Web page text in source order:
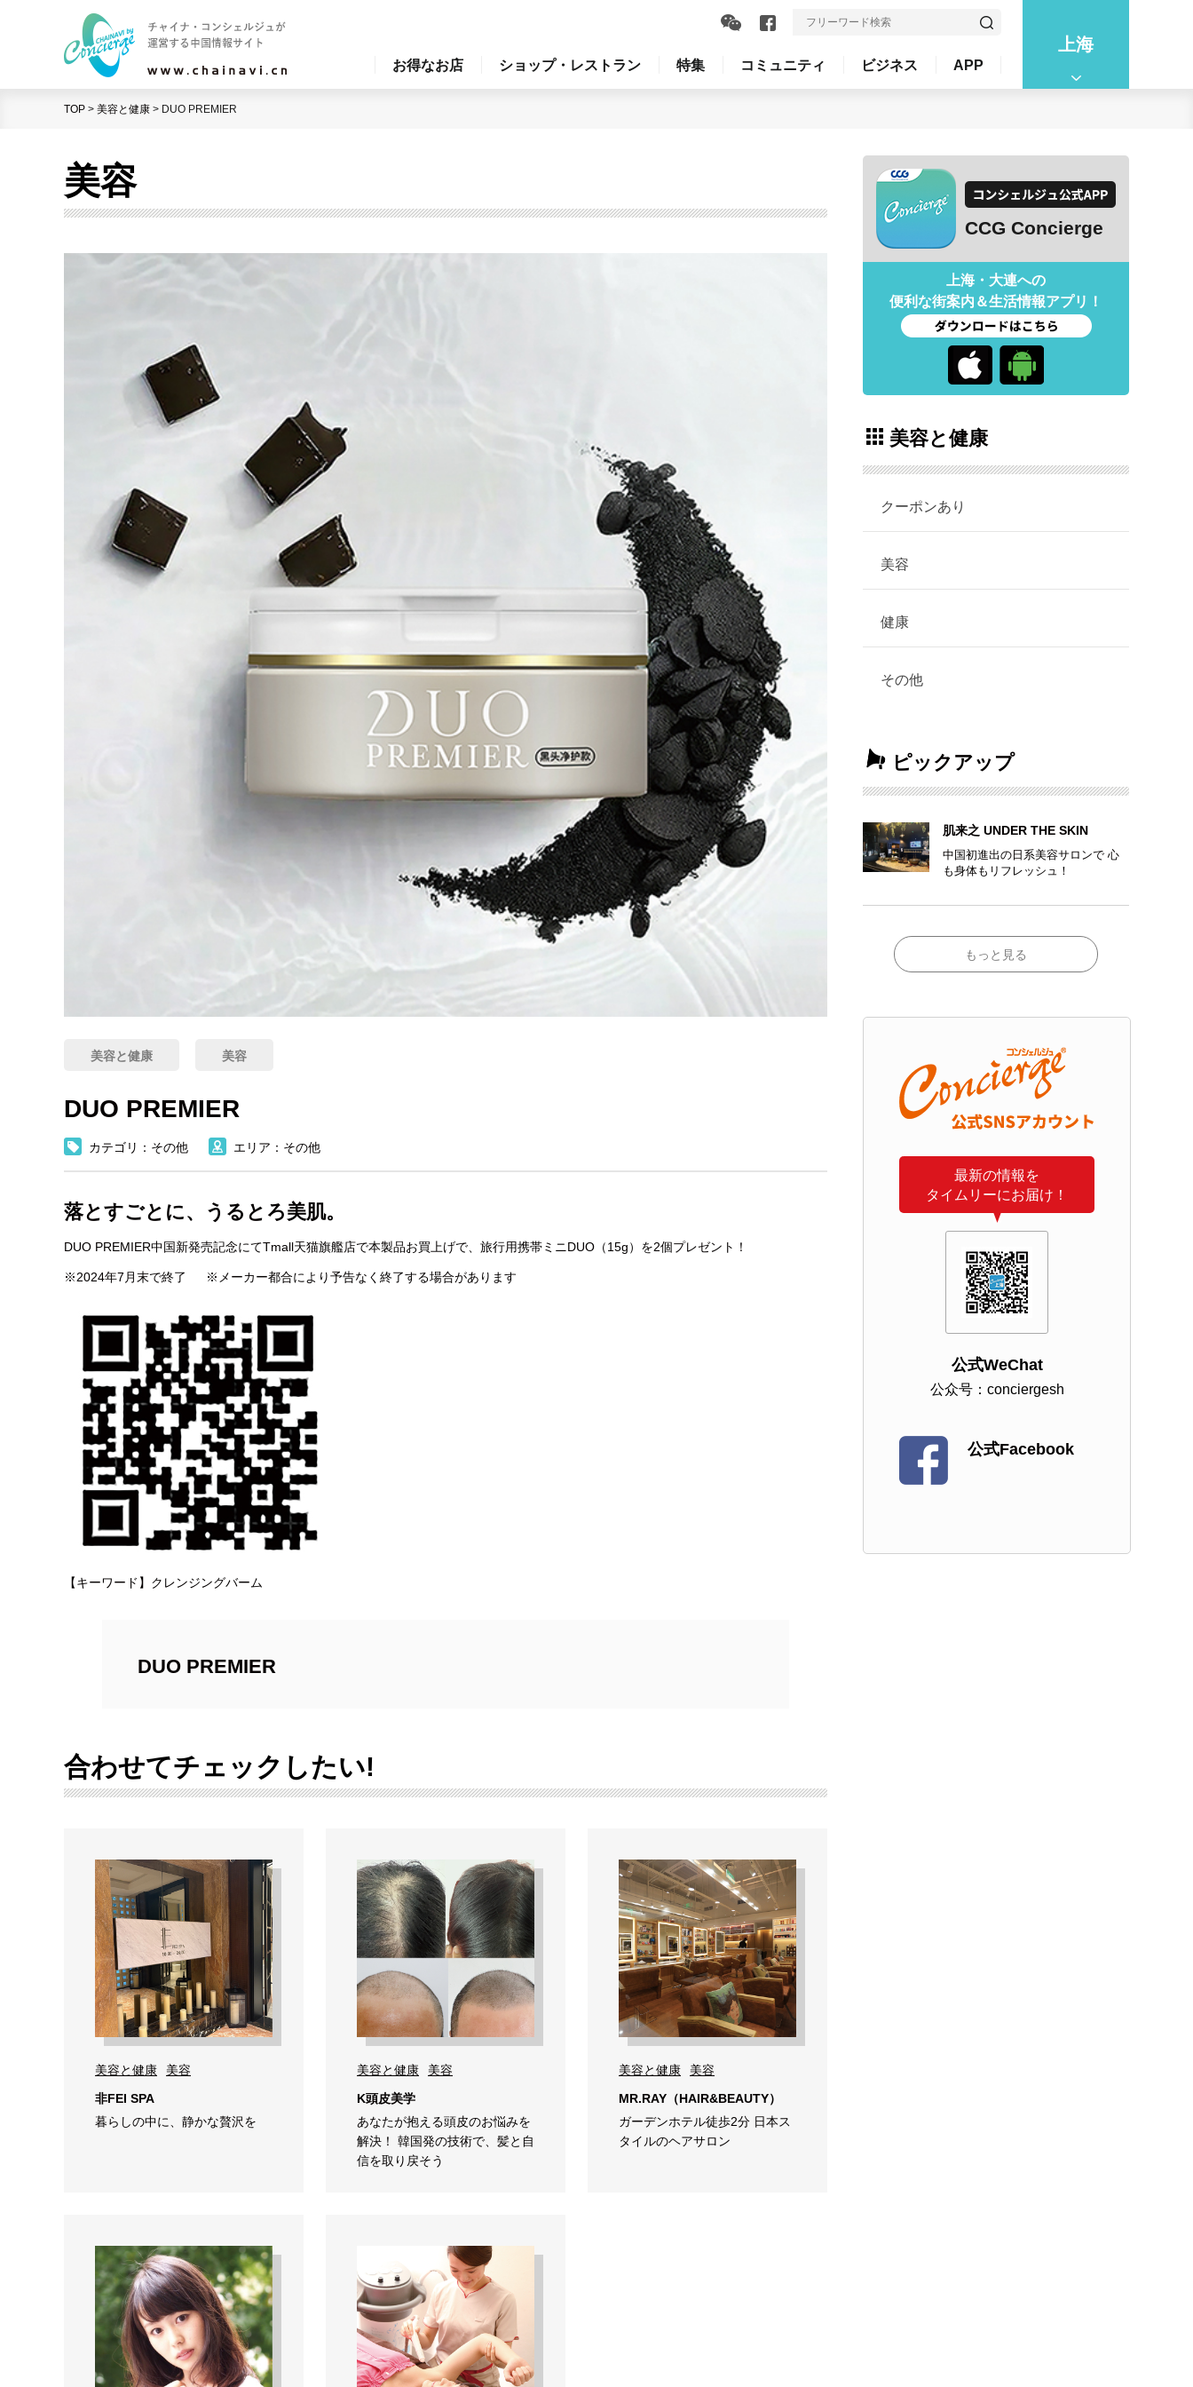
上海
お得なお店 ショップ・レストラン 特集 コミュニティ ビジネス APP
TOP > 美容と健康 > DUO PREMIER
美容
美容と健康 美容
DUO PREMIER
カテゴリ：その他 エリア：その他
落とすごとに、うるとろ美肌。
DUO PREMIER中国新発売記念にてTmall天猫旗艦店で本製品お買上げで、旅行用携帯ミニDUO（15g）を2個プレゼント！
※2024年7月末で終了 ※メーカー都合により予告なく終了する場合があります
【キーワード】クレンジングバーム
DUO PREMIER
合わせてチェックしたい!
美容と健康
美容
非FEI SPA
暮らしの中に、静かな贅沢を
美容と健康
美容
K頭皮美学
あなたが抱える頭皮のお悩みを
解決！ 韓国発の技術で、髪と自
信を取り戻そう
美容と健康
美容
MR.RAY（HAIR&BEAUTY）
ガーデンホテル徒歩2分 日本ス
タイルのヘアサロン
CCG Concierge
上海・大連への
便利な街案内＆生活情報アプリ！
美容と健康
クーポンあり
美容
健康
その他
ピックアップ
肌来之 UNDER THE SKIN
中国初進出の日系美容サロンで 心
も身体もリフレッシュ！
もっと見る
最新の情報を
タイムリーにお届け！
公式WeChat
公众号：conciergesh
公式Facebook